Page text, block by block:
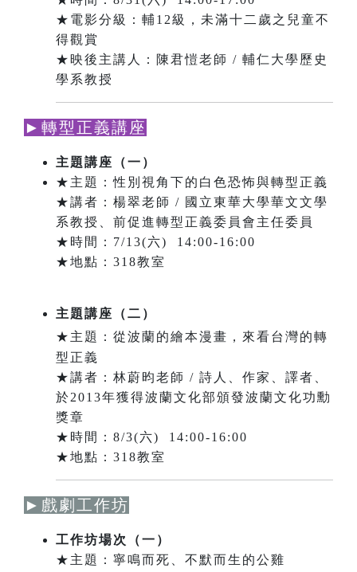
★電影分級：輔12級，未滿十二歲之兒童不
得觀賞
★映後主講人：陳君愷老師 / 輔仁大學歷史
學系教授
►轉型正義講座
主題講座（一）
★主題：性別視角下的白色恐怖與轉型正義
★講者：楊翠老師 / 國立東華大學華文文學
系教授、前促進轉型正義委員會主任委員
★時間：7/13(六) 14:00-16:00
★地點：318教室
主題講座（二）
★主題：從波蘭的繪本漫畫，來看台灣的轉
型正義
★講者：林蔚昀老師 / 詩人、作家、譯者、
於2013年獲得波蘭文化部頒發波蘭文化功勳
獎章
★時間：8/3(六) 14:00-16:00
★地點：318教室
►戲劇工作坊
工作坊場次（一）
★主題：寧鳴而死、不默而生的公雞